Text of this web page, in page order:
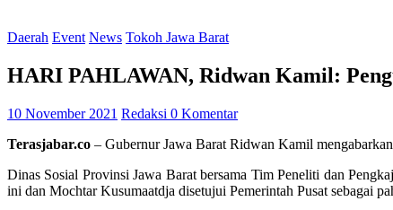
Daerah Event News Tokoh Jawa Barat
HARI PAHLAWAN, Ridwan Kamil:
10 November 2021 Redaksi 0 Komentar
Terasjabar.co – Gubernur Jawa Barat Ridwan Kamil
Dinas Sosial Provinsi Jawa Barat bersama Tim Peneliti dan
ini dan Mochtar Kusumaatdja disetujui Pemerintah Pusat sebagai